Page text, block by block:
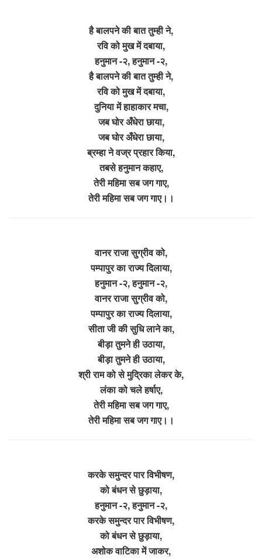
है बालपने की बात तुम्ही ने,
रवि को मुख में दबाया,
हनुमान -२, हनुमान -२,
है बालपने की बात तुम्ही ने,
रवि को मुख में दबाया,
दुनिया में हाहाकार मचा,
जब घोर अँधेरा छाया,
जब घोर अँधेरा छाया,
ब्रम्हा ने वज्र प्रहार किया,
तबसे हनुमान कहाए,
तेरी महिमा सब जग गाए,
तेरी महिमा सब जग गाए।।
वानर राजा सुग्रीव को,
पम्पापुर का राज्य दिलाया,
हनुमान -२, हनुमान -२,
वानर राजा सुग्रीव को,
पम्पापुर का राज्य दिलाया,
सीता जी की सुधि लाने का,
बीड़ा तुमने ही उठाया,
बीड़ा तुमने ही उठाया,
श्री राम को से मुद्रिका लेकर के,
लंका को चले हर्षाए,
तेरी महिमा सब जग गाए,
तेरी महिमा सब जग गाए।।
करके समुन्दर पार विभीषण,
को बंधन से छुड़ाया,
हनुमान -२, हनुमान -२,
करके समुन्दर पार विभीषण,
को बंधन से छुड़ाया,
अशोक वाटिका में जाकर,